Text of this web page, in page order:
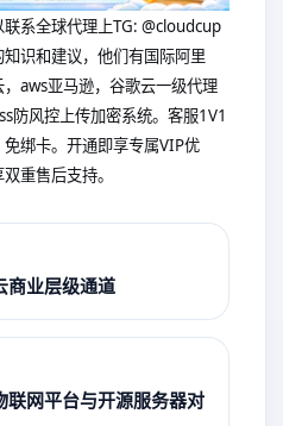
系全球代理上TG: @cloudcup
识和建议，他们有国际阿里
aws亚马逊，谷歌云一级代理
防风控上传加密系统。客服1V1
绑卡。开通即享专属VIP优
重售后支持。
商业层级通道
联网平台与开源服务器对